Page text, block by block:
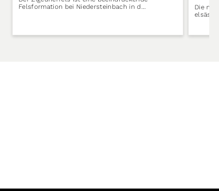
Felsformation bei Niedersteinbach in d…
Die